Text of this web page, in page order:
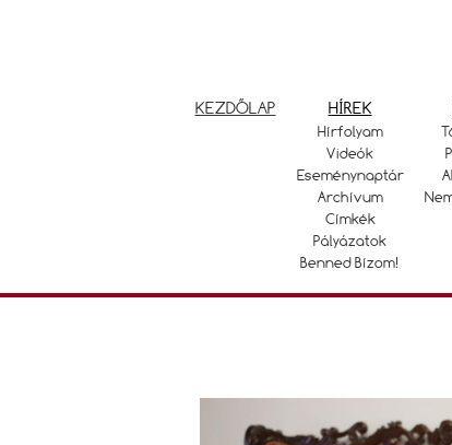
KEZDŐLAP HÍREK
Hírfolyam
Videók
Eseménynaptár
Archívum
Címkék
Pályázatok
Benned Bízom!